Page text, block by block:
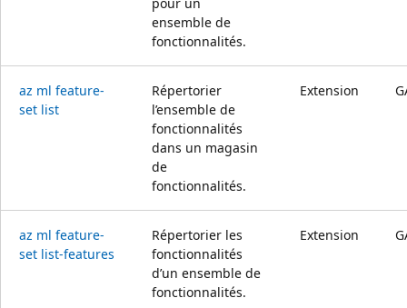
ensemble de
fonctionnalités.
az ml feature-
set list
Répertorier
l’ensemble de
fonctionnalités
dans un magasin
de
fonctionnalités.
Extension
az ml feature-
set list-features
Répertorier les
fonctionnalités
d’un ensemble de
fonctionnalités.
Extension